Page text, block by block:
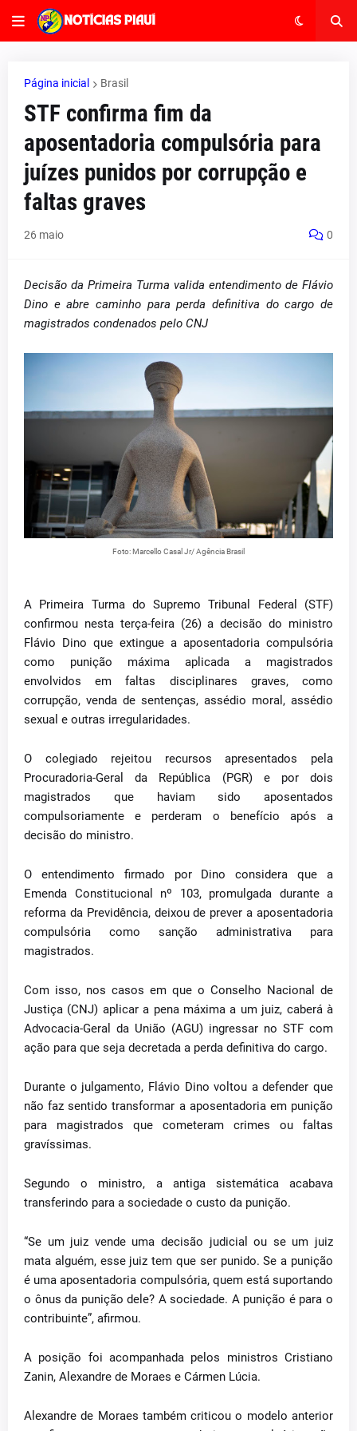
Página inicial Brasil
STF confirma fim da
aposentadoria compulsória para
juízes punidos por corrupção e
faltas graves
26 maio 0
Decisão da Primeira Turma valida entendimento de Flávio
Dino e abre caminho para perda definitiva do cargo de
magistrados condenados pelo CNJ
Foto: Marcello Casal Jr/ Agência Brasil
A Primeira Turma do Supremo Tribunal Federal (STF)
confirmou nesta terça-feira (26) a decisão do ministro
Flávio Dino que extingue a aposentadoria compulsória
como punição máxima aplicada a magistrados
envolvidos em faltas disciplinares graves, como
corrupção, venda de sentenças, assédio moral, assédio
sexual e outras irregularidades.
O colegiado rejeitou recursos apresentados pela
Procuradoria-Geral da República (PGR) e por dois
magistrados que haviam sido aposentados
compulsoriamente e perderam o benefício após a
decisão do ministro.
O entendimento firmado por Dino considera que a
Emenda Constitucional nº 103, promulgada durante a
reforma da Previdência, deixou de prever a aposentadoria
compulsória como sanção administrativa para
magistrados.
Com isso, nos casos em que o Conselho Nacional de
Justiça (CNJ) aplicar a pena máxima a um juiz, caberá à
Advocacia-Geral da União (AGU) ingressar no STF com
ação para que seja decretada a perda definitiva do cargo.
Durante o julgamento, Flávio Dino voltou a defender que
não faz sentido transformar a aposentadoria em punição
para magistrados que cometeram crimes ou faltas
gravíssimas.
Segundo o ministro, a antiga sistemática acabava
transferindo para a sociedade o custo da punição.
“Se um juiz vende uma decisão judicial ou se um juiz
mata alguém, esse juiz tem que ser punido. Se a punição
é uma aposentadoria compulsória, quem está suportando
o ônus da punição dele? A sociedade. A punição é para o
contribuinte”, afirmou.
A posição foi acompanhada pelos ministros Cristiano
Zanin, Alexandre de Moraes e Cármen Lúcia.
Alexandre de Moraes também criticou o modelo anterior